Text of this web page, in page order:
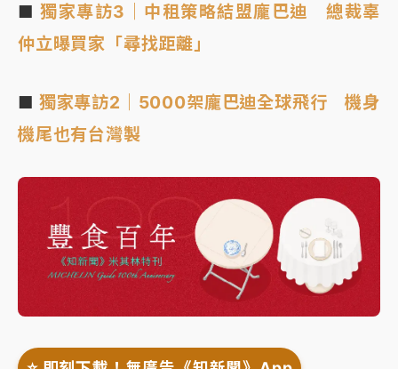
■獨家專訪3｜中租策略結盟龐巴迪 總裁辜
仲立曝買家「尋找距離」
■ 獨家專訪2｜5000架龐巴迪全球飛行 機身
機尾也有台灣製